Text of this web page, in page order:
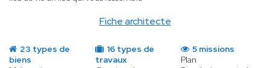
Fiche architecte
23 types de
biens
16 types de
travaux
5 missions
Plan